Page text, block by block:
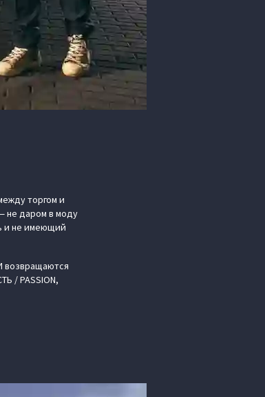
торгом и
не даром в моду
и не имеющий
возвращаются
/ PASSION,